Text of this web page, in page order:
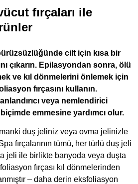
fırçaları ile
cilt için kısa bir
çıkarın. Epilasyondan sonra, ölü
ve kıl dönmelerini önlemek için
fırçasını kullanın.
veya nemlendirici
emmesine yardımcı olur.
duş jeliniz veya ovma jelinizle
fırçalarının tümü, her türlü duş jeli
jeli ile birlikte banyoda veya duşta
fırçası kıl dönmelerinden
– daha derin eksfoliasyon